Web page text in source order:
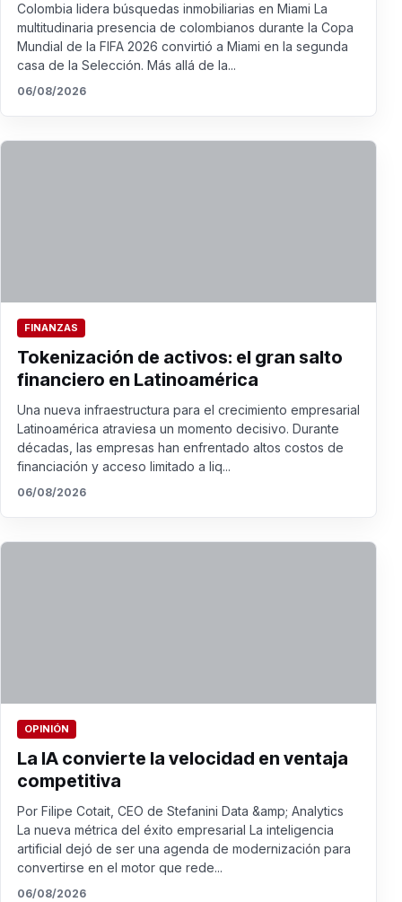
Colombia lidera búsquedas inmobiliarias en Miami La
multitudinaria presencia de colombianos durante la Copa
Mundial de la FIFA 2026 convirtió a Miami en la segunda
casa de la Selección. Más allá de la...
06/08/2026
FINANZAS
Tokenización de activos: el gran salto
financiero en Latinoamérica
Una nueva infraestructura para el crecimiento empresarial
Latinoamérica atraviesa un momento decisivo. Durante
décadas, las empresas han enfrentado altos costos de
financiación y acceso limitado a liq...
06/08/2026
OPINIÓN
La IA convierte la velocidad en ventaja
competitiva
Por Filipe Cotait, CEO de Stefanini Data &amp; Analytics
La nueva métrica del éxito empresarial La inteligencia
artificial dejó de ser una agenda de modernización para
convertirse en el motor que rede...
06/08/2026